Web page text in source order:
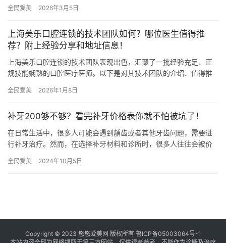
民…
全民爱美 2026年3月5日
上海美乐口腔连锁的技术团队如何？哪位医生值得推
荐？附上经验分享和地址信息！
上海美乐口腔连锁的技术团队表现出色，汇聚了一批经验充足、正
规技能娴熟的口腔医疗医师。以下是对其技术团队的介绍、值得推
锁…
全民爱美 2026年1月8日
补牙200够不够？看完补牙价格表你就不怕被坑了！
在日常生活中，很多人可能会遇到龋齿或者其他牙齿问题，需要进
行补牙治疗。然而，在选择补牙材料和诊所时，很多人往往会被价
补…
全民爱美 2024年10月5日
Copyright © 2023 悠悠爱美网 版权所有 鲁ICP备05003064号-1